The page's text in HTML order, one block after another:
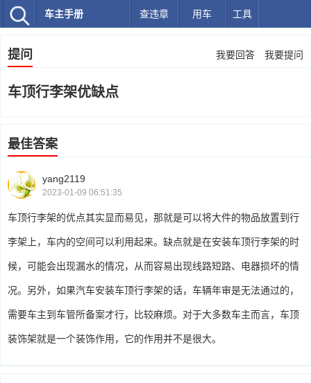
车主手册 查违章 用车 工具
提问 我要回答 我要提问
车顶行李架优缺点
最佳答案
yang2119
2023-01-09 06:51:35
车顶行李架的优点其实显而易见，那就是可以将大件的物品放置到行
李架上，车内的空间可以利用起来。缺点就是在安装车顶行李架的时
候，可能会出现漏水的情况，从而容易出现线路短路、电器损坏的情
况。另外，如果汽车安装车顶行李架的话，车辆年审是无法通过的，
需要车主到车管所备案才行，比较麻烦。对于大多数车主而言，车顶
装饰架就是一个装饰作用，它的作用并不是很大。